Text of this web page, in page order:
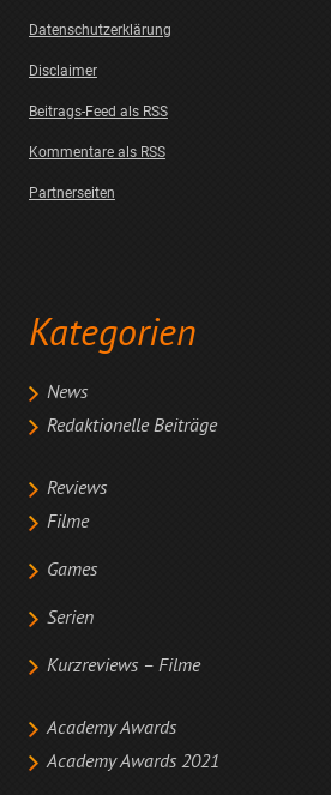
Datenschutzerklärung
Disclaimer
Beitrags-Feed als RSS
Kommentare als RSS
Partnerseiten
Kategorien
News
Redaktionelle Beiträge
Reviews
Filme
Games
Serien
Kurzreviews – Filme
Academy Awards
Academy Awards 2021